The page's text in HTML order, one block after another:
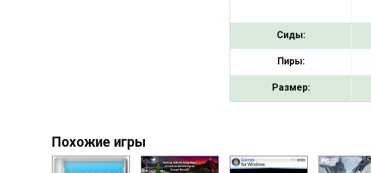
Сиды:
Пиры:
Размер:
Похожие игры